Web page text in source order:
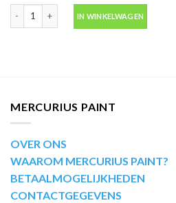
Industrial lak RAL3002 Karmijn rood
IN WINKELWAGEN
MERCURIUS PAINT
OVER ONS
WAAROM MERCURIUS PAINT?
BETAALMOGELIJKHEDEN
CONTACTGEGEVENS